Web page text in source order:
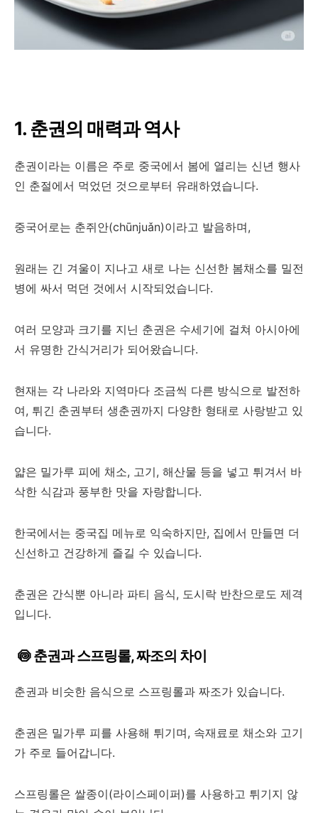
1. 춘권의 매력과 역사
춘권이라는 이름은 주로 중국에서 봄에 열리는 신년 행사
인 춘절에서 먹었던 것으로부터 유래하였습니다.
중국어로는 춘쥐안(chūnjuǎn)이라고 발음하며,
원래는 긴 겨울이 지나고 새로 나는 신선한 봄채소를 밀전
병에 싸서 먹던 것에서 시작되었습니다.
여러 모양과 크기를 지닌 춘권은 수세기에 걸쳐 아시아에
서 유명한 간식거리가 되어왔습니다.
현재는 각 나라와 지역마다 조금씩 다른 방식으로 발전하
여, 튀긴 춘권부터 생춘권까지 다양한 형태로 사랑받고 있
습니다.
얇은 밀가루 피에 채소, 고기, 해산물 등을 넣고 튀겨서 바
삭한 식감과 풍부한 맛을 자랑합니다.
한국에서는 중국집 메뉴로 익숙하지만, 집에서 만들면 더
신선하고 건강하게 즐길 수 있습니다.
춘권은 간식뿐 아니라 파티 음식, 도시락 반찬으로도 제격
입니다.
🍥 춘권과 스프링롤, 짜조의 차이
춘권과 비슷한 음식으로 스프링롤과 짜조가 있습니다.
춘권은 밀가루 피를 사용해 튀기며, 속재료로 채소와 고기
가 주로 들어갑니다.
스프링롤은 쌀종이(라이스페이퍼)를 사용하고 튀기지 않